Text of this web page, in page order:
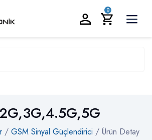
0
/ GSM Sinyal Güçlendirici / Ürün Detay